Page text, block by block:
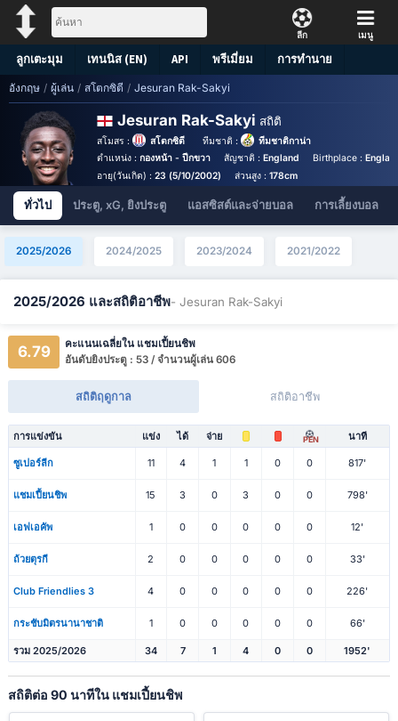
ลีก เมนู
ลูกเตะมุม เทนนิส (EN) API พรีเมี่ยม การทำนาย
อังกฤษ / ผู้เล่น / สโตกซิตี / Jesuran Rak-Sakyi
Jesuran Rak-Sakyi สถิติ
สโมสร : สโตกซิตี ทีมชาติ :
ทีมชาติกาน่า
ตำแหน่ง : กองหน้า - ปีกขวา สัญชาติ :England Birthplace :
อายุ(วันเกิด) : 23 (5/10/2002) ส่วนสูง :178cm
ทั่วไป ประตู, xG, ยิงประตู แอสซิสต์และจ่ายบอล การเลี้ยงบอล
2025/2026 2024/2025 2023/2024 2021/2022
2025/2026 และสถิติอาชีพ- Jesuran Rak-Sakyi
6.79
คะแนนเฉลี่ยใน แชมเปี้ยนชิพ
อันดับยิงประตู : 53 / จำนวนผู้เล่น 606
สถิติฤดูกาล สถิติอาชีพ
การแข่งขัน แข่ง ได้ จ่าย PEN นาที
ซูเปอร์ลีก 11 4 1 1 0 0 817'
แชมเปี้ยนชิพ 15 3 0 3 0 0 798'
เอฟเอคัพ 1 0 0 0 0 0 12'
ถ้วยตุรกี 2 0 0 0 0 0 33'
Club Friendlies 3 4 0 0 0 0 0 226'
กระชับมิตรนานาชาติ 1 0 0 0 0 0 66'
รวม 2025/2026 34 7 1 4 0 0 1952'
สถิติต่อ 90 นาทีใน แชมเปี้ยนชิพ